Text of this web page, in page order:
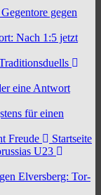
gegen
Nach 1:5 jetzt
eine Antwort
für einen
Freude
Startseite
U23
Elversberg: Tor-